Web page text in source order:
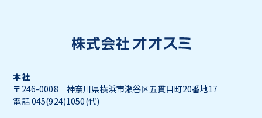
本社
〒246-0008 神奈川県横浜市瀬谷区五貫目町20番地17
電話 045(924)1050(代)